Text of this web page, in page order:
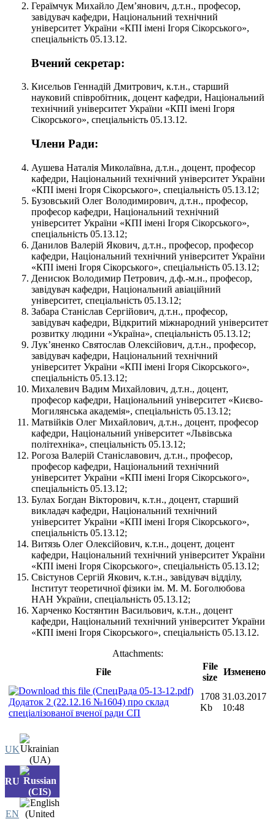
Гераїмчук Михайло Дем’янович, д.т.н., професор,
завідувач кафедри, Національний технічний
університет України «КПІ імені Ігоря Сікорського»,
спеціальність 05.13.12.
Вчений секретар:
Кисельов Геннадій Дмитрович, к.т.н., старший
науковий співробітник, доцент кафедри, Національний
технічний університет України «КПІ імені Ігоря
Сікорського», спеціальність 05.13.12.
Члени Ради:
Аушева Наталія Миколаївна, д.т.н., доцент, професор
кафедри, Національний технічний університет України
«КПІ імені Ігоря Сікорського», спеціальність 05.13.12;
Бузовський Олег Володимирович, д.т.н., професор,
професор кафедри, Національний технічний
університет України «КПІ імені Ігоря Сікорського»,
спеціальність 05.13.12;
Данилов Валерій Якович, д.т.н., професор, професор
кафедри, Національний технічний університет України
«КПІ імені Ігоря Сікорського», спеціальність 05.13.12;
Денисюк Володимир Петрович, д.ф.-м.н., професор,
завідувач кафедри, Національний авіаційний
університет, спеціальність 05.13.12;
Забара Станіслав Сергійович, д.т.н., професор,
завідувач кафедри, Відкритий міжнародний університет
розвитку людини «Україна», спеціальність 05.13.12;
Лук’яненко Святослав Олексійович, д.т.н., професор,
завідувач кафедри, Національний технічний
університет України «КПІ імені Ігоря Сікорського»,
спеціальність 05.13.12;
Михалевич Вадим Михайлович, д.т.н., доцент,
професор кафедри, Національний університет «Києво-
Могилянська академія», спеціальність 05.13.12;
Матвійків Олег Михайлович, д.т.н., доцент, професор
кафедри, Національний університет «Львівська
політехніка», спеціальність 05.13.12;
Рогоза Валерій Станіславович, д.т.н., професор,
професор кафедри, Національний технічний
університет України «КПІ імені Ігоря Сікорського»,
спеціальність 05.13.12;
Булах Богдан Вікторович, к.т.н., доцент, старший
викладач кафедри, Національний технічний
університет України «КПІ імені Ігоря Сікорського»,
спеціальність 05.13.12;
Витязь Олег Олексійович, к.т.н., доцент, доцент
кафедри, Національний технічний університет України
«КПІ імені Ігоря Сікорського», спеціальність 05.13.12;
Свістунов Сергій Якович, к.т.н., завідувач відділу,
Інститут теоретичної фізики ім. М. М. Боголюбова
НАН України, спеціальність 05.13.12;
Харченко Костянтин Васильович, к.т.н., доцент
кафедри, Національний технічний університет України
«КПІ імені Ігоря Сікорського», спеціальність 05.13.12.
Attachments:
File
File
size
Изменено
Додаток 2 (22.12.16 №1604) про склад
спеціалізованої вченої ради СП
1708
Kb
31.03.2017
10:48
UK
RU
EN